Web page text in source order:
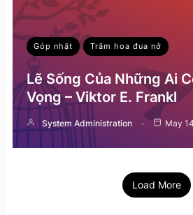
Góp nhặt Trăm hoa đua nở
Lẽ Sống Của Những Ai
Vọng – Viktor E. Frankl
System Administration May
Load More